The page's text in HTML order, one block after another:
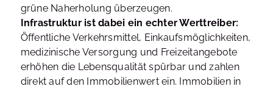
grüne Naherholung überzeugen.
Infrastruktur ist dabei ein echter Werttreiber:
Öffentliche Verkehrsmittel, Einkaufsmöglichkeiten,
medizinische Versorgung und Freizeitangebote
erhöhen die Lebensqualität spürbar und zahlen
direkt auf den Immobilienwert ein. Immobilien in